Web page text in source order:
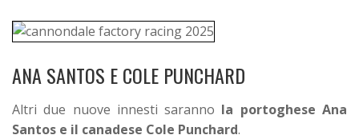
ANA SANTOS E COLE PUNCHARD
Altri due nuove innesti saranno la portoghese Ana
Santos e il canadese Cole Punchard.